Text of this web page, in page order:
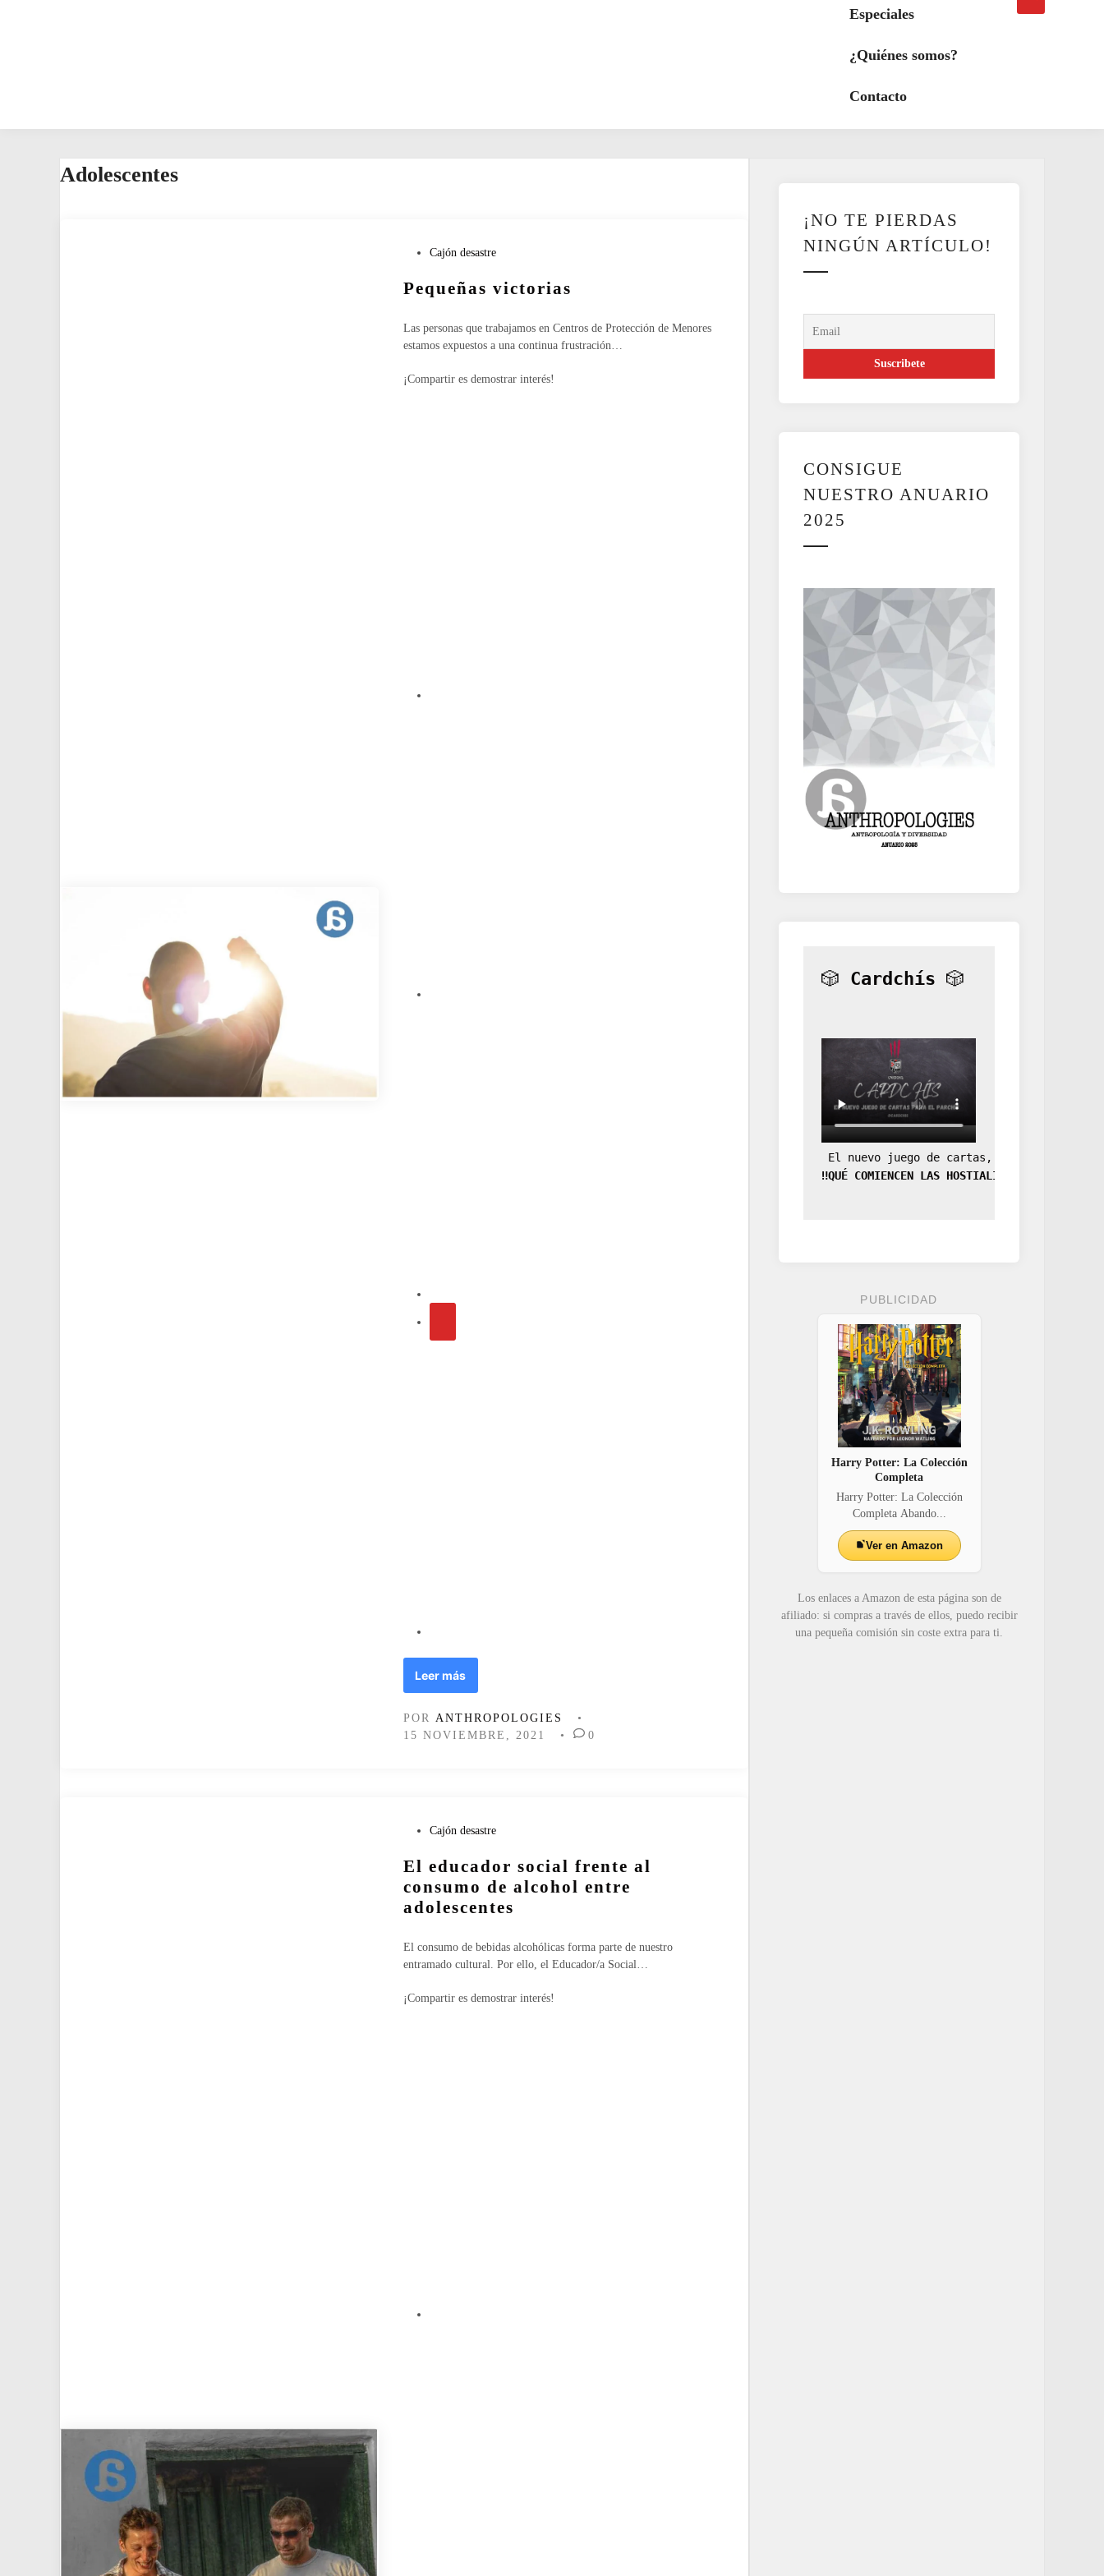
Especiales
¿Quiénes somos?
Contacto
búsqueda
Adolescentes
b
i
Cajón desastre
Pequeñas victorias
Las personas que trabajamos en Centros de Protección de Menores
estamos expuestos a una continua frustración…
¡Compartir es demostrar interés!
P
e
u
e
i
t
o
r
i
s
Leer más
POR ANTHROPOLOGIES
•
15 NOVIEMBRE, 2021
• 0
b
c
d
o
n
Cajón desastre
El educador social frente al
consumo de alcohol entre
adolescentes
El consumo de bebidas alcohólicas forma parte de nuestro
entramado cultural. Por ello, el Educador/a Social…
¡Compartir es demostrar interés!
¡NO TE PIERDAS
NINGÚN ARTÍCULO!
CONSIGUE
NUESTRO ANUARIO
2025
🎲 Cardchís 🎲
El nuevo juego de cartas, la expansión
‼️QUÉ COMIENCEN LAS HOSTIALIDADES‼️
PUBLICIDAD
Harry Potter: La Colección
Completa
Harry Potter: La Colección
Completa Abando...
Ver en Amazon
Los enlaces a Amazon de esta página son de
afiliado: si compras a través de ellos, puedo recibir
una pequeña comisión sin coste extra para ti.